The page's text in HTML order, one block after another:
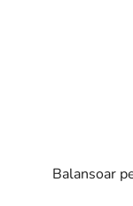
Balansoar